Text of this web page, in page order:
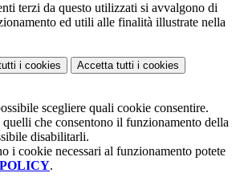
terzi da questo utilizzati si avvalgono di
ed utili alle finalità illustrate nella
i cookies Accetta tutti i cookies
scegliere quali cookie consentire.
che consentono il funzionamento della
disabilitarli.
i cookie necessari al funzionamento potete
.